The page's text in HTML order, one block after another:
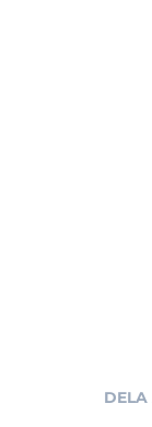
DELA